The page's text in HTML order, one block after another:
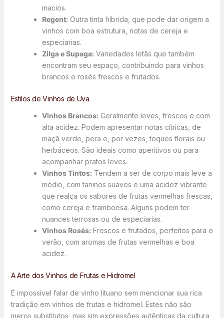
macios.
Regent:Outra tinta híbrida, que pode dar origem a
vinhos com boa estrutura, notas de cereja e
especiarias.
Zilga e Supaga:Variedades letãs que também
encontram seu espaço, contribuindo para vinhos
brancos e rosés frescos e frutados.
Estilos de Vinhos de Uva
Vinhos Brancos:Geralmente leves, frescos e com
alta acidez. Podem apresentar notas cítricas, de
maçã verde, pera e, por vezes, toques florais ou
herbáceos. São ideais como aperitivos ou para
acompanhar pratos leves.
Vinhos Tintos:Tendem a ser de corpo mais leve a
médio, com taninos suaves e uma acidez vibrante
que realça os sabores de frutas vermelhas frescas,
como cereja e framboesa. Alguns podem ter
nuances terrosas ou de especiarias.
Vinhos Rosés:Frescos e frutados, perfeitos para o
verão, com aromas de frutas vermelhas e boa
acidez.
A Arte dos Vinhos de Frutas e Hidromel
É impossível falar de vinho lituano sem mencionar sua rica
tradição em vinhos de frutas e hidromel. Estes não são
meros substitutos, mas sim expressões autênticas da cultura